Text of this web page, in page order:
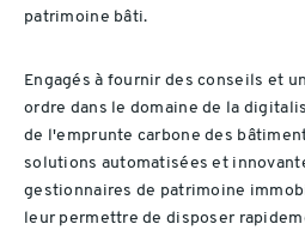
patrimoine bâti.
Engagés à fournir des conseils et
ordre dans le domaine de la
de l'emprunte carbone des
solutions automatisées et
gestionnaires de patrimoine
leur permettre de disposer